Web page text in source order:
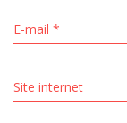
E-mail *
Site internet